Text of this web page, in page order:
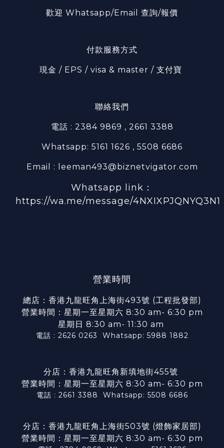
歡迎 Whatsapp/Email 查詢/報價
付款服務方式
現金 / EPS / visa & master / 支付寶
聯絡我們
電話 : 2384 9869 , 2661 3388
Whatsapp: 5161 1626 , 5508 6686
Email : leeman493@biznetvigator.com
Whatsapp link：
https://wa.me/message/4NXIXPJQNYQ3N1
營業時間
總店：香港九龍旺角上海街493號 (工程批發部)
營業時間：星期一至星期六 8:30 am- 6:30 pm
星期日 8:30 am- 11:30 am
電話 : 2626 0263 Whatsapp: 5988 1882
分店：香港九龍旺角新填地街455號
營業時間：星期一至星期六 8:30 am- 6:30 pm
電話 : 2661 3388 Whatsapp: 5508 6686
分店：香港九龍旺角上海街503號 (燈飾家居部)
營業時間：星期一至星期六 8:30 am- 6:30 pm